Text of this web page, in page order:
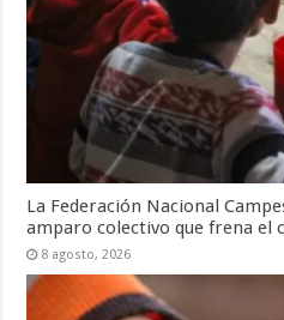
La Federación Nacional
amparo colectivo que frena el
8 agosto, 2026